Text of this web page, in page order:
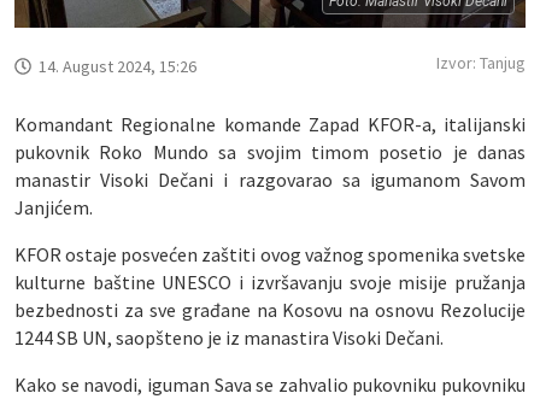
14. August 2024, 15:26 Izvor: Tanjug
Komandant Regionalne komande Zapad KFOR-a, italijanski
pukovnik Roko Mundo sa svojim timom posetio je danas
manastir Visoki Dečani i razgovarao sa igumanom Savom
Janjićem.
KFOR ostaje posvećen zaštiti ovog važnog spomenika svetske
kulturne baštine UNESCO i izvršavanju svoje misije pružanja
bezbednosti za sve građane na Kosovu na osnovu Rezolucije
1244 SB UN, saopšteno je iz manastira Visoki Dečani.
Kako se navodi, iguman Sava se zahvalio pukovniku pukovniku